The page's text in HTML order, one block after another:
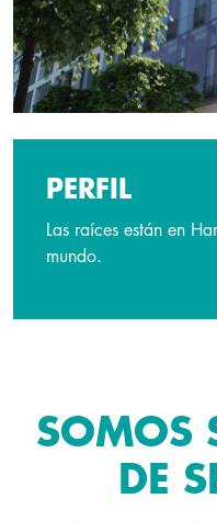
PERFIL
Las raíces están en
mundo.
SOMOS
DE